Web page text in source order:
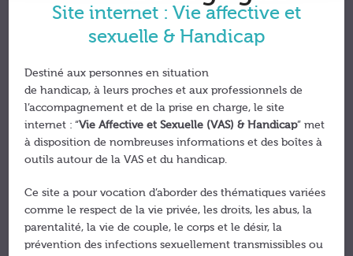
Site internet : Vie affective et
sexuelle & Handicap
Destiné aux personnes en situation
de handicap, à leurs proches et aux professionnels de
l’accompagnement et de la prise en charge, le site
internet : “Vie Affective et Sexuelle (VAS) & Handicap” met
à disposition de nombreuses informations et des boîtes à
outils autour de la VAS et du handicap.
Ce site a pour vocation d’aborder des thématiques variées
comme le respect de la vie privée, les droits, les abus, la
parentalité, la vie de couple, le corps et le désir, la
prévention des infections sexuellement transmissibles ou